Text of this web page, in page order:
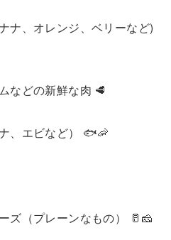
ナ、オレンジ、ベリーなど)
などの新鮮な肉 🥩
、エビなど） 🐟🦐
ズ（プレーンなもの） 🥛🧀